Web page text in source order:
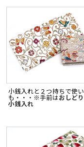
小銭入れと２つ持ちで使
も・・・※手前はおしど
小銭入れ